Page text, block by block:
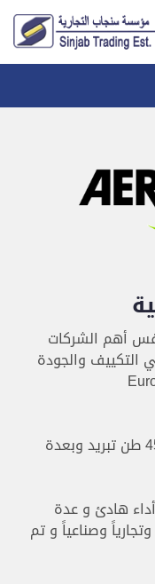
أهم الشركات
التكييف والجودة
ذات استطاعات مختلفة تصل حتى 457 طن تبريد وبعدة
هادئ و عدة
وصناعياً و تم